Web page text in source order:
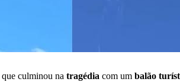
que culminou na tragédia com um balão